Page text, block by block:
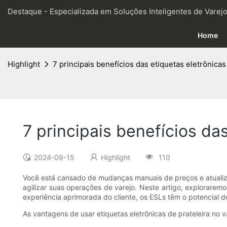
Destaque - Especializada em Soluções Inteligentes de
Home
Highlight 7 principais benefícios das etiquetas
7 principais benefícios
2024-09-15 Highlight 110
Você está cansado de mudanças manuais de preços e
agilizar suas operações de varejo. Neste artigo,
experiência aprimorada do cliente, os ESLs têm o potencial
As vantagens de usar etiquetas eletrônicas de prateleira no